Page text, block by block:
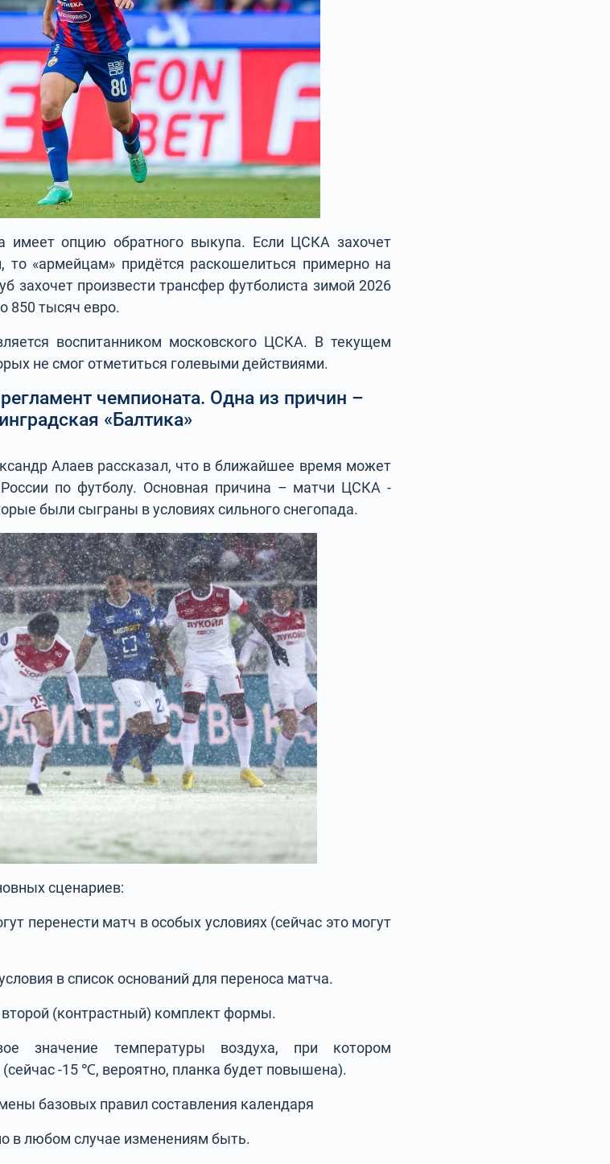
опцию обратного выкупа. Если ЦСКА захочет
«армейцам» придётся раскошелиться примерно на
захочет произвести трансфер футболиста зимой 2026
850 тысяч евро.
воспитанником московского ЦСКА. В текущем
не смог отметиться голевыми действиями.
чемпионата. Одна из причин –
«Балтика»
Алаев рассказал, что в ближайшее время может
по футболу. Основная причина – матчи ЦСКА -
были сыграны в условиях сильного снегопада.
сценариев:
перенести матч в особых условиях (сейчас это могут
в список оснований для переноса матча.
(контрастный) комплект формы.
значение температуры воздуха, при котором
-15 ℃, вероятно, планка будет повышена).
базовых правил составления календаря
в любом случае изменениям быть.